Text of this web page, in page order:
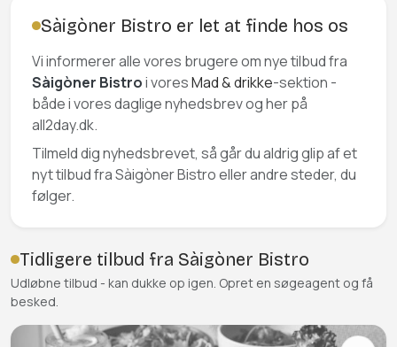
Sàigòner Bistro er let at finde hos os
Vi informerer alle vores brugere om nye tilbud fra
Sàigòner Bistroi voresMad & drikke-sektion -
både i vores daglige nyhedsbrev og her på
all2day.dk.
Tilmeld dig nyhedsbrevet, så går du aldrig glip af et
nyt tilbud fra Sàigòner Bistro eller andre steder, du
følger.
Tidligere tilbud fra Sàigòner Bistro
Udløbne tilbud - kan dukke op igen. Opret en søgeagent og få
besked.